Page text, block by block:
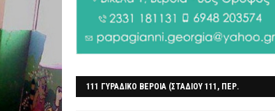
111 ΓΥΡΑΔΙΚΟ ΒΕΡΟΙΑ (ΣΤΑΔΙΟΥ 111, ΠΕΡ.